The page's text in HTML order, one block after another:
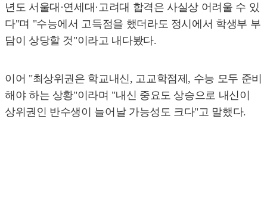
년도 서울대·연세대·고려대 합격은 사실상 어려울 수 있
다"며 "수능에서 고득점을 했더라도 정시에서 학생부 부
담이 상당할 것"이라고 내다봤다.
이어 "최상위권은 학교내신, 고교학점제, 수능 모두 준비
해야 하는 상황"이라며 "내신 중요도 상승으로 내신이
상위권인 반수생이 늘어날 가능성도 크다"고 말했다.